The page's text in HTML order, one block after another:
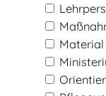
Material